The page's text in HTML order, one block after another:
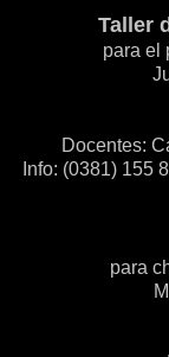
Taller
para el
Docentes:
Info: (0381) 155
para